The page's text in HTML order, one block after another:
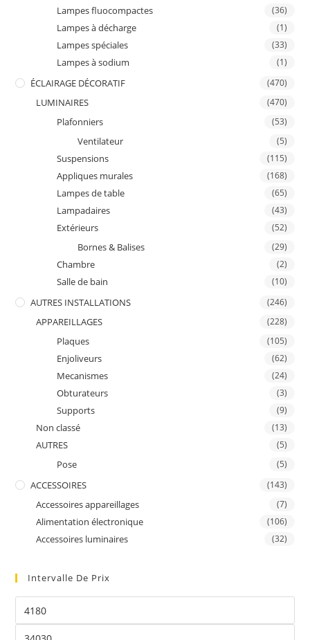
Lampes fluocompactes (36)
Lampes à décharge (1)
Lampes spéciales (33)
Lampes à sodium (1)
ÉCLAIRAGE DÉCORATIF (470)
LUMINAIRES (470)
Plafonniers (53)
Ventilateur (5)
Suspensions (115)
Appliques murales (168)
Lampes de table (65)
Lampadaires (43)
Extérieurs (52)
Bornes & Balises (29)
Chambre (2)
Salle de bain (10)
AUTRES INSTALLATIONS (246)
APPAREILLAGES (228)
Plaques (105)
Enjoliveurs (62)
Mecanismes (24)
Obturateurs (3)
Supports (9)
Non classé (13)
AUTRES (5)
Pose (5)
ACCESSOIRES (143)
Accessoires appareillages (7)
Alimentation électronique (106)
Accessoires luminaires (32)
Intervalle De Prix